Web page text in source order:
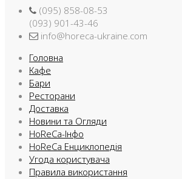
(095) 858-08-53
(093) 901-43-46
info@horeca-ukraine.com
Головна
Кафе
Бари
Ресторани
Доставка
Новини та Огляди
HoReCa-Інфо
HoReCa Енциклопедія
Угода користувача
Правила використання